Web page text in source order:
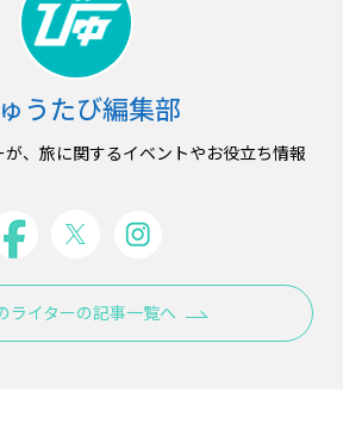
うたび編集部
、旅に関するイベントやお役立ち情報
ライターの記事一覧へ